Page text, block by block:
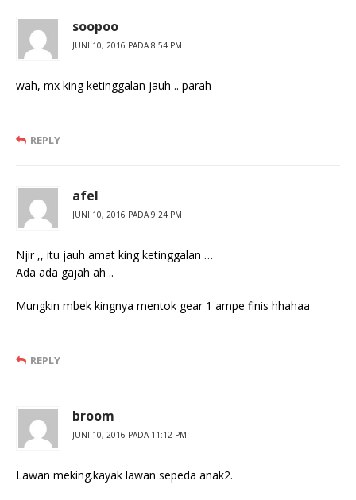
soopoo
JUNI 10, 2016 PADA 8:54 PM
wah, mx king ketinggalan jauh .. parah
REPLY
afel
JUNI 10, 2016 PADA 9:24 PM
Njir ,, itu jauh amat king ketinggalan …
Ada ada gajah ah ..
Mungkin mbek kingnya mentok gear 1 ampe finis hhahaa
REPLY
broom
JUNI 10, 2016 PADA 11:12 PM
Lawan meking.kayak lawan sepeda anak2.